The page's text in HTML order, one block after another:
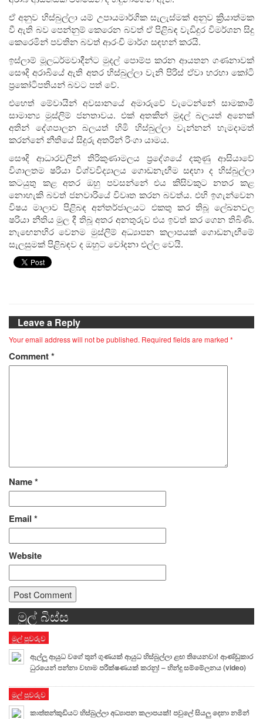
ඒ අනුව හිස්බුල්ලා යම් උපායමාර්ගික සැලැස්මක් අනුව ක්‍රියාත්මක
වී ඇති බව පෙන්නුම් කෙරෙන බවත් ඒ පිළිබඳ වැඩිදුර විමර්ශන සිදු
කෙරෙමින් පවතින බවත් ආරංචි මාර්ග සඳහන් කරයි.
ඉස්ලාම් මූලධර්මවාදීන්ට මුදල් පොම්ප කරන ආයතන ගණනාවක්
සෞදි අරාබියේ ඇති අතර හිස්බුල්ලා වැනි පිරිස් ඒවා හරහා කෝටි
ප්‍රකෝටිපතියන් බවට පත් වේ.
එහෙත් මේවායින් අවසානයේ අමාරුවේ වැටෙන්නේ සාමකාමී
සාමාන්‍ය මුස්ලිම් ජනතාවය. එක් අතකින් මුදල් බලයත් අනෙක්
අතින් දේශපාලන බලයත් හිමි හිස්බුල්ලා වැන්නන් හැමදාමත්
කරන්නේ නීතියේ සිදුරු අතරින් රිංගා යාමය.
සෞදි ආධාරවලින් තිරිකුණාමලය ප්‍රදේශයේ දකුණු ආසියාවේ
විශාලතම ෂරියා විශ්වවිද්‍යාලය ගොඩනැඟීම සඳහා ද හිස්බුල්ලා
කටයුතු කළ අතර ඔහු පවසන්නේ එය කිසිවකුට නතර කළ
නොහැකි බවත් ජනවාරියේ විවෘත කරන බවත්ය. එහි ඉගැන්වෙන
විෂය මාලාව පිළිබඳ අන්තර්ජාලයට එකතු කර තිබූ ලේඛනවල
ෂරියා නීතිය මුල දී තිබූ අතර අනතුරුව එය ඉවත් කර ගෙන තිබිණි.
නැඟෙනහිර වෙනම මුස්ලිම් අධ්‍යාපන කලාපයක් ගොඩනැඟීමේ
සැලසුමක් පිළිබඳව ද ඔහුට චෝදනා එල්ල වෙයි.
Leave a Reply
Your email address will not be published. Required fields are marked *
Comment*
Name*
Email *
Website
Alternative:
මුල් බිස්ස
මුල් පුවරුව
ඇල්ලූ ආයුධ වගේ තුන් ගුණයක් ආයුධ හිස්බුල්ලා ළඟ තියෙනවා! ආණ්ඩුකාර
ධුරයෙන් පන්නා වහාම පරීක්ෂණයක් කරනු! – හින්දු සම්මේලනය (video)
මුල් පුවරුව
කාත්තන්කුඩියට හිස්බුල්ලා අධ්‍යාපන කලාපයක්! පවුලේ සියලු දෙනා නමින්